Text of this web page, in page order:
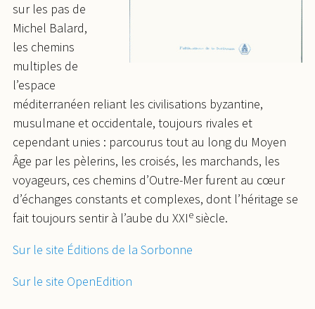
sur les pas de
Michel Balard,
les chemins
multiples de
l’espace
méditerranéen reliant les civilisations byzantine,
musulmane et occidentale, toujours rivales et
cependant unies : parcourus tout au long du Moyen
Âge par les pèlerins, les croisés, les marchands, les
voyageurs, ces chemins d’Outre-Mer furent au cœur
d’échanges constants et complexes, dont l’héritage se
fait toujours sentir à l’aube du XXIesiècle.
Sur le site Éditions de la Sorbonne
Sur le site OpenEdition